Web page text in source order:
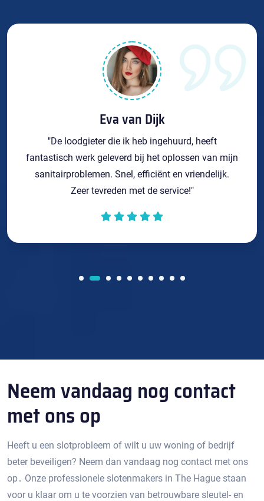
Eva van Dijk
"De loodgieter die ik heb ingehuurd, heeft
fantastisch werk geleverd bij het oplossen van mijn
sanitairproblemen. Snel, efficiënt en vriendelijk.
Zeer tevreden met de service!"
Neem vandaag nog contact
met ons op
Heeft u een slotprobleem of wilt u uw woning of bedrijf
beter beveiligen?​ Neem dan vandaag nog contact met ons
op․ Onze professionele slotenmakers in The Hague staan
voor u klaar om u te voorzien van betrouwbare sleutel- en